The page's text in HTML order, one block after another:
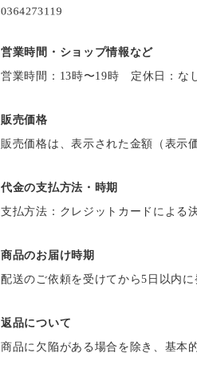
営業時間・ショップ情報など
営業時間：13時〜19時 定休日：な
販売価格
販売価格は、表示された金額（表示
代金の支払方法・時期
支払方法：クレジットカードによる
商品のお届け時期
配送のご依頼を受けてから5日以内に
返品について
商品に欠陥がある場合を除き、基本